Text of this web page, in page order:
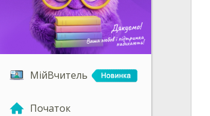
МійВчитель
Початок